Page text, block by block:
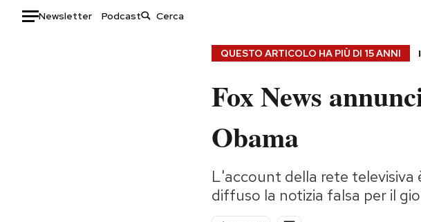
Newsletter Podcast
Ok Boomer!
QUESTO ARTICOLO HA PIÙ DI 15 ANNI
Fox News
Obama
L'account della rete
diffuso la notizia falsa per il